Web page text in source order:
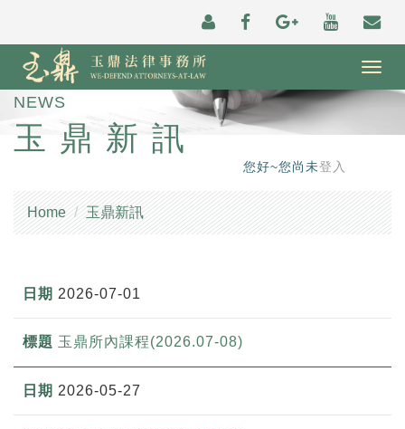
NEWS
玉鼎新訊
您好~您尚未登入
Home 玉鼎新訊
2026-07-01
玉鼎所內課程(2026.07-08)
2026-05-27